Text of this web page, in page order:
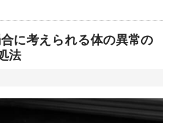
に考えられる体の異常の
法